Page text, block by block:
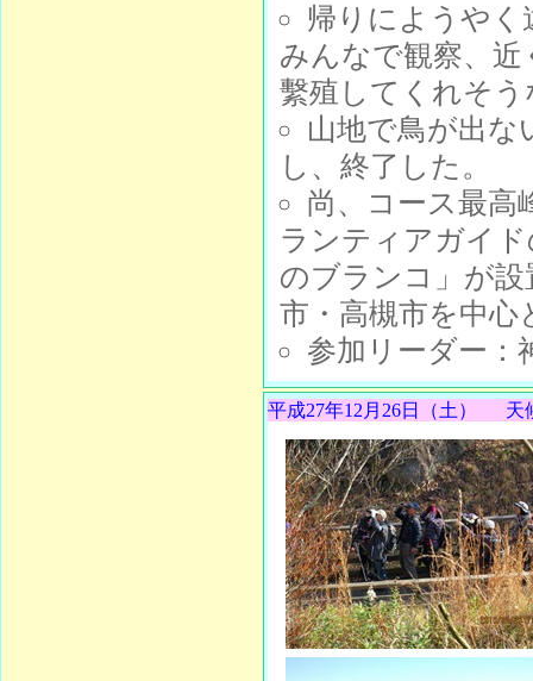
帰りにようや
みんなで観察、
繫殖してくれそ
山地で鳥が出
し、終了した。
尚、コース最高
ランティアガイ
のブランコ」が
市・高槻市を中
参加リーダー：
平成27年12月26日（土） 天